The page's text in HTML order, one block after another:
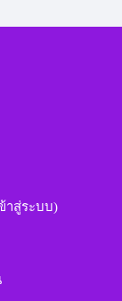
าสู่ระบบ)